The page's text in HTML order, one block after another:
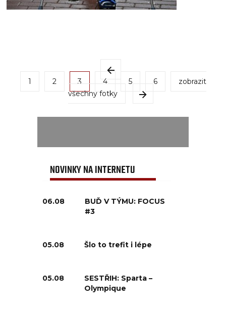
1 2 3 4 5 6
zobrazit
všechny fotky
NOVINKY NA INTERNETU
06.08
BUĎ V TÝMU: FOCUS
#3
05.08 Šlo to trefit i lépe
05.08
SESTŘIH: Sparta –
Olympique